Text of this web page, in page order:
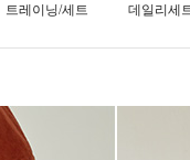
트레이닝/세트 데일리세